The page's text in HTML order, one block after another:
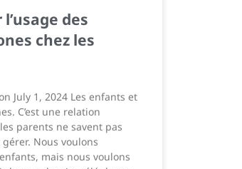
des
chez les
July 1, 2024 Les enfants et
C’est une relation
parents ne savent pas
Nous voulons
mais nous voulons